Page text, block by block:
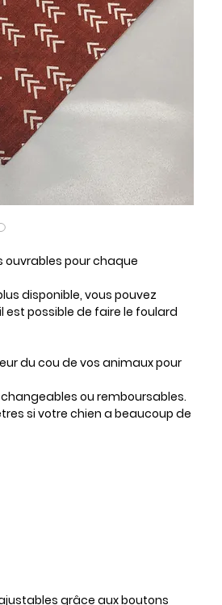
ouvrables pour chaque
disponible, vous pouvez
est possible de faire le foulard
du cou de vos animaux pour
ou remboursables.
si votre chien a beaucoup de
grâce aux boutons